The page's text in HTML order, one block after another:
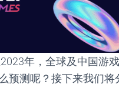
2023年， 全球及中国游
预测呢？接下来我们将